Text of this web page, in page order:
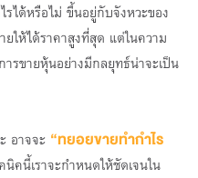
ได้หรือไม่ ขึ้นอยู่กับจังหวะของ
ให้ได้ราคาสูงที่สุด แต่ในความ
รขายหุ้นอย่างมีกลยุทธ์น่าจะเป็น
อาจจะ “ทยอยขายทำกำไร
นิคนี้เราจะกำหนดให้ชัดเจนใน